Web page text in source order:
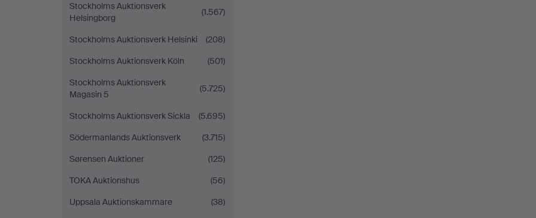
Stockholms Auktionsverk
Helsingborg
(1.567)
Stockholms Auktionsverk Helsinki
(208)
Stockholms Auktionsverk Köln
(501)
Stockholms Auktionsverk
Magasin 5
(5.725)
Stockholms Auktionsverk Sickla
(5.695)
Södermanlands Auktionsverk
(3.715)
Sørensen Auktioner
(125)
TOKA Auktionshus
(56)
Uppsala Auktionskammare
(38)